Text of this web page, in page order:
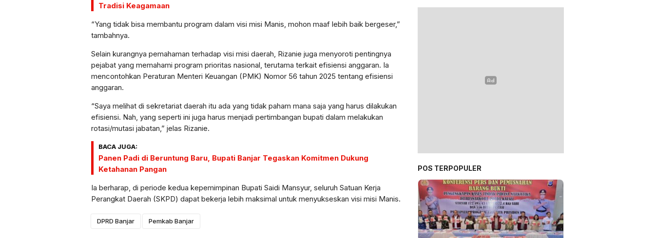
Tradisi Keagamaan
“Yang tidak bisa membantu program dalam visi misi Manis, mohon maaf lebih baik bergeser,”
tambahnya.
Selain kurangnya pemahaman terhadap visi misi daerah, Rizanie juga menyoroti pentingnya
pejabat yang memahami program prioritas nasional, terutama terkait efisiensi anggaran. Ia
mencontohkan Peraturan Menteri Keuangan (PMK) Nomor 56 tahun 2025 tentang efisiensi
anggaran.
“Saya melihat di sekretariat daerah itu ada yang tidak paham mana saja yang harus dilakukan
efisiensi. Nah, yang seperti ini juga harus menjadi pertimbangan bupati dalam melakukan
rotasi/mutasi jabatan,” jelas Rizanie.
BACA JUGA:
Panen Padi di Beruntung Baru, Bupati Banjar Tegaskan Komitmen Dukung
Ketahanan Pangan
Ia berharap, di periode kedua kepemimpinan Bupati Saidi Mansyur, seluruh Satuan Kerja
Perangkat Daerah (SKPD) dapat bekerja lebih maksimal untuk menyukseskan visi misi Manis.
DPRD Banjar Pemkab Banjar
POS TERPOPULER